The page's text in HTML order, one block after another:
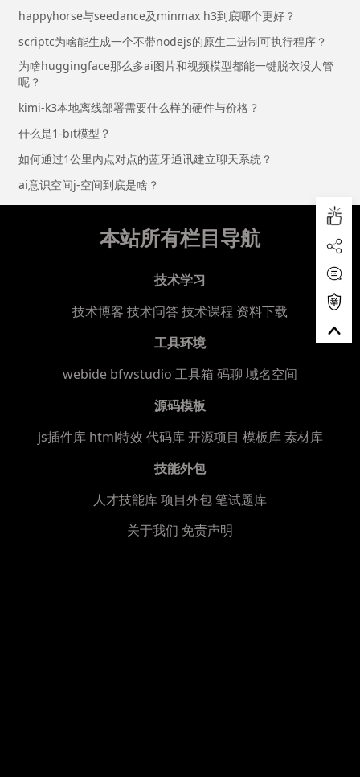
happyhorse与seedance及minmax h3到底哪个更好？
scriptc为啥能生成一个不带nodejs的原生二进制可执行程序？
为啥huggingface那么多ai图片和视频模型都能一键脱衣没人管
呢？
kimi-k3本地离线部署需要什么样的硬件与价格？
什么是1-bit模型？
如何通过1公里内点对点的蓝牙通讯建立聊天系统？
ai意识空间j-空间到底是啥？
本站所有栏目导航
技术学习
技术博客 技术问答技术课程 资料下载
工具环境
webide bfwstudio 工具箱 码聊 域名空间
源码模板
js插件库 html特效 代码库 开源项目 模板库 素材库
技能外包
人才技能库项目外包笔试题库
关于我们 免责声明